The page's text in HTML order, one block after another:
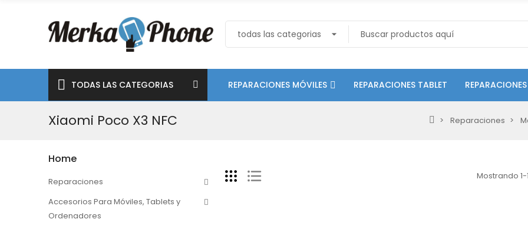
TODAS LAS CATEGORIAS REPARACIONES MÓVILES REPARACIONES TABLET
Xiaomi Poco X3 NFC Reparaciones
Home
Reparaciones
Accesorios Para Móviles, Tablets y
Ordenadores
Mostrando